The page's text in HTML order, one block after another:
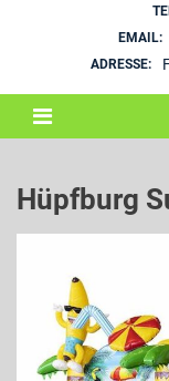
EMAIL:
ADRESSE:
Hüpfburg